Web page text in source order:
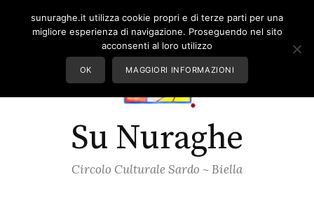
Su Nuraghe
Circolo Culturale Sardo ~ Biella
sunuraghe.it utilizza cookie propri e di terze parti per una
migliore esperienza di navigazione. Proseguendo nel sito
acconsenti al loro utilizzo
OK MAGGIORI INFORMAZIONI